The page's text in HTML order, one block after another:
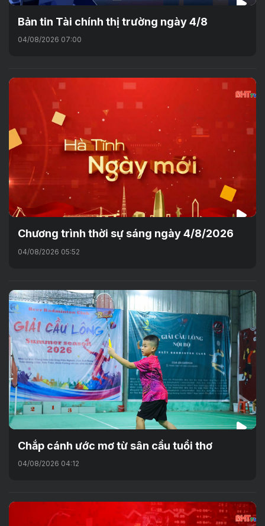
Bản tin Tài chính thị trường ngày 4/8
04/08/2026 07:00
Chương trình thời sự sáng ngày 4/8/2026
04/08/2026 05:52
Chắp cánh ước mơ từ sân cầu tuổi thơ
04/08/2026 04:12